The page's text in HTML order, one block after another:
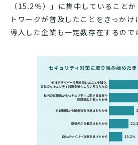
（15.2％）」に集中していること
トワークが普及したことをきっか
導入した企業も一定数存在するので